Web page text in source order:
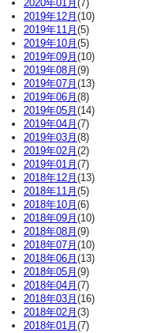
2020年01月(7)
2019年12月(10)
2019年11月(5)
2019年10月(5)
2019年09月(10)
2019年08月(9)
2019年07月(13)
2019年06月(8)
2019年05月(14)
2019年04月(7)
2019年03月(8)
2019年02月(2)
2019年01月(7)
2018年12月(13)
2018年11月(5)
2018年10月(6)
2018年09月(10)
2018年08月(9)
2018年07月(10)
2018年06月(13)
2018年05月(9)
2018年04月(7)
2018年03月(16)
2018年02月(3)
2018年01月(7)